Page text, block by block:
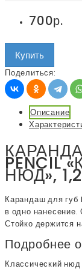
700р.
Купить
Поделиться:
Описание
PENCIL
НЮД»,
Карандаш для губ
в одно нанесение.
Стойко держится
Подробнее
Классический нюд